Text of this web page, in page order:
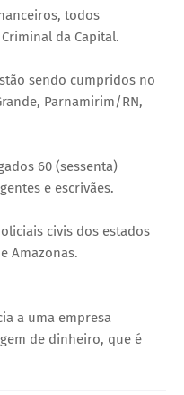
todos
da Capital.
sendo cumpridos no
Parnamirim/RN,
60 (sessenta)
e escrivães.
civis dos estados
Amazonas.
a uma empresa
de dinheiro, que é